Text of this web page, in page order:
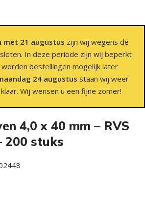
met 21 augustus zijn wij wegens de
In deze periode zijn wij beperkt
bestellingen mogelijk later
24 augustus staan wij weer
Wij wensen u een fijne zomer!
4,0 x 40 mm – RVS
200 stuks